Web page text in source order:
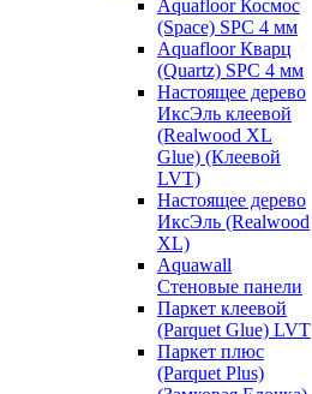
Aquafloor Космос
(Space) SPC 4 мм
Aquafloor Кварц
(Quartz) SPC 4 мм
Настоящее дерево
ИксЭль клеевой
(Realwood XL
Glue) (Клеевой
LVT)
Настоящее дерево
ИксЭль (Realwood
XL)
Aquawall
Стеновые панели
Паркет клеевой
(Parquet Glue) LVT
Паркет плюс
(Parquet Plus)